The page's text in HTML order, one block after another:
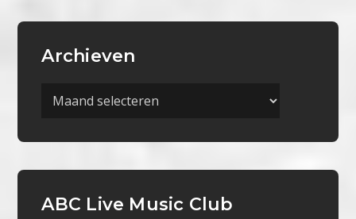
Archieven
Archieven
ABC Live Music Club